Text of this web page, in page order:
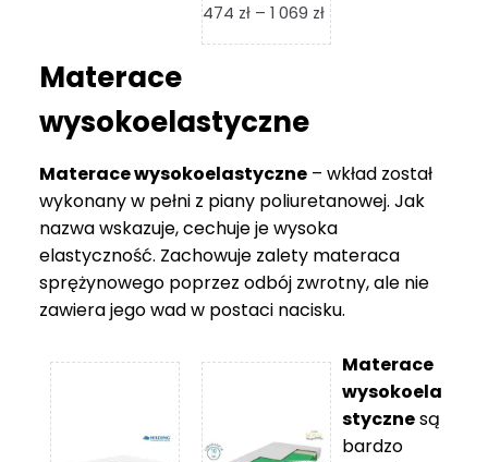
474 zł – 1 069 złZakres
cen:
069 zł
Materace
wysokoelastyczne
Materace wysokoelastyczne – wkład został
wykonany w pełni z piany poliuretanowej. Jak
nazwa wskazuje, cechuje je wysoka
elastyczność. Zachowuje zalety materaca
sprężynowego poprzez odbój zwrotny, ale nie
zawiera jego wad w postaci nacisku.
Materace
wysokoela
stycznesą
bardzo